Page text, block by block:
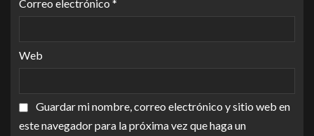
Correo electrónico *
Web
Guardar mi nombre, correo electrónico y sitio web en
este navegador para la próxima vez que haga un